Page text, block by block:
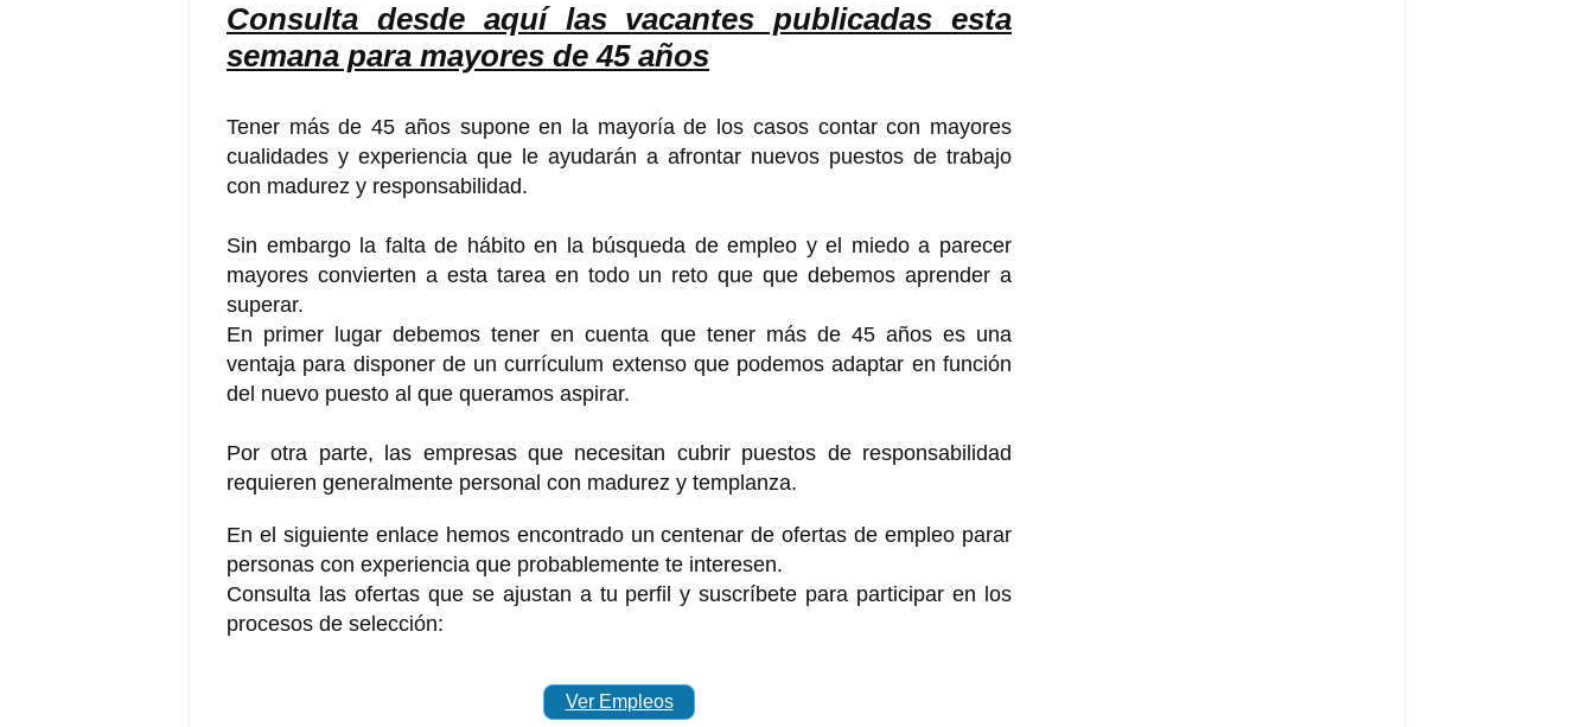
Consulta desde aquí las vacantes publicadas esta
semana para mayores de 45 años
Tener más de 45 años supone en la mayoría de los casos contar con mayores
cualidades y experiencia que le ayudarán a afrontar nuevos puestos de trabajo
con madurez y responsabilidad.
Sin embargo la falta de hábito en la búsqueda de empleo y el miedo a parecer
mayores convierten a esta tarea en todo un reto que que debemos aprender a
superar.
En primer lugar debemos tener en cuenta que tener más de 45 años es una
ventaja para disponer de un currículum extenso que podemos adaptar en función
del nuevo puesto al que queramos aspirar.
Por otra parte, las empresas que necesitan cubrir puestos de responsabilidad
requieren generalmente personal con madurez y templanza.
En el siguiente enlace hemos encontrado un centenar de ofertas de empleo parar
personas con experiencia que probablemente te interesen.
Consulta las ofertas que se ajustan a tu perfil y suscríbete para participar en los
procesos de selección:
Ver Empleos